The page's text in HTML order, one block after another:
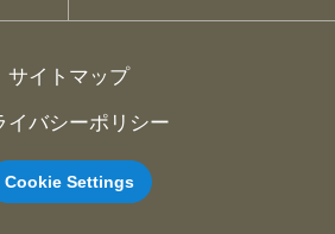
サイトマップ
イバシーポリシー
Cookie Settings